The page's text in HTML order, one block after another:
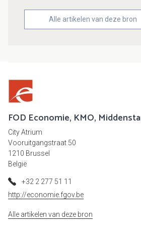
Alle artikelen van deze bron
FOD Economie, KMO,
City Atrium
Vooruitgangstraat 50
1210 Brussel
België
+32 2 277 51 11
http://economie.fgov.be
Alle artikelen van deze bron